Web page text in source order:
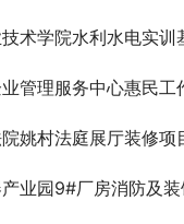
院水利水电实训基地消防改
中心惠民工作站建设项目工程造价
姚村法庭展厅装修项
园9#厂房消防及装饰装